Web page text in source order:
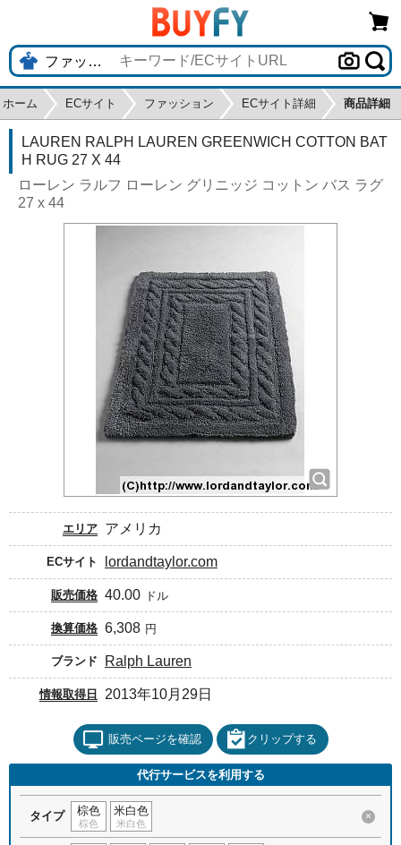
ホーム ECサイト ファッション ECサイト詳細 商品詳細
LAUREN RALPH LAUREN GREENWICH COTTON BAT
H RUG 27 X 44
ローレン ラルフ ローレン グリニッジ コットン バス ラグ
27 x 44
エリア アメリカ
ECサイト lordandtaylor.com
販売価格 40.00 ドル
換算価格 6,308 円
ブランド Ralph Lauren
情報取得日 2013年10月29日
販売ページを確認 クリップする
代行サービスを利用する
タイプ 棕色
棕色
米白色
米白色
×